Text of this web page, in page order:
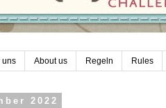
uns About us Regeln Rules
2022